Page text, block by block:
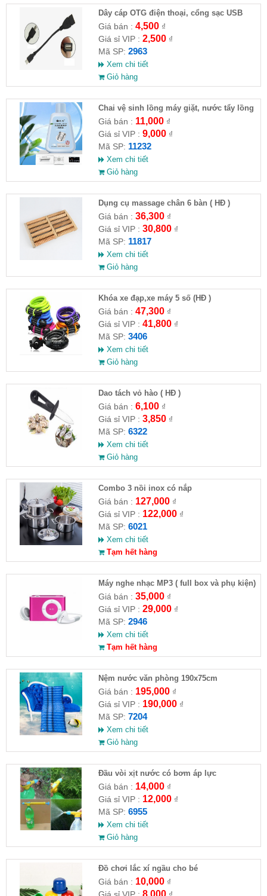
Dây cáp OTG điện thoại, cổng sạc USB
Giá bán : 4,500₫
Giá sỉ VIP : 2,500₫
Mã SP: 2963
Xem chi tiết
Giỏ hàng
Chai vệ sinh lồng máy giặt, nước tẩy lồng
máy giặt CLEANING FLUID
Giá bán : 11,000₫
Giá sỉ VIP : 9,000₫
Mã SP: 11232
Xem chi tiết
Giỏ hàng
Dụng cụ massage chân 6 bàn ( HĐ )
Giá bán : 36,300₫
Giá sỉ VIP : 30,800₫
Mã SP: 11817
Xem chi tiết
Giỏ hàng
Khóa xe đạp,xe máy 5 số (HĐ )
Giá bán : 47,300₫
Giá sỉ VIP : 41,800₫
Mã SP: 3406
Xem chi tiết
Giỏ hàng
Dao tách vỏ hào ( HĐ )
Giá bán : 6,100₫
Giá sỉ VIP : 3,850₫
Mã SP: 6322
Xem chi tiết
Giỏ hàng
Combo 3 nồi inox có nắp
Giá bán : 127,000₫
Giá sỉ VIP : 122,000₫
Mã SP: 6021
Xem chi tiết
Tạm hết hàng
Máy nghe nhạc MP3 ( full box và phụ kiện)
Giá bán : 35,000₫
Giá sỉ VIP : 29,000₫
Mã SP: 2946
Xem chi tiết
Tạm hết hàng
Nệm nước văn phòng 190x75cm
Giá bán : 195,000₫
Giá sỉ VIP : 190,000₫
Mã SP: 7204
Xem chi tiết
Giỏ hàng
Đầu vòi xịt nước có bơm áp lực
Giá bán : 14,000₫
Giá sỉ VIP : 12,000₫
Mã SP: 6955
Xem chi tiết
Giỏ hàng
Đồ chơi lắc xí ngầu cho bé
Giá bán : 10,000₫
8,000